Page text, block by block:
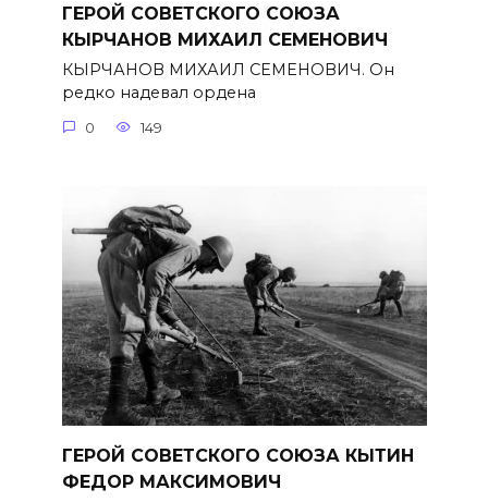
ГЕРОЙ СОВЕТСКОГО СОЮЗА
КЫРЧАНОВ МИХАИЛ СЕМЕНОВИЧ
КЫРЧАНОВ МИХАИЛ СЕМЕНОВИЧ. Он
редко надевал ордена
0 149
ГЕРОЙ СОВЕТСКОГО СОЮЗА КЫТИН
ФЕДОР МАКСИМОВИЧ